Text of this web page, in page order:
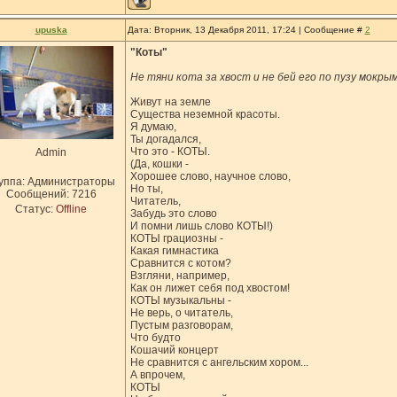
upuska Дата: Вторник, 13 Декабря 2011, 17:24 | Сообщение # 2
Admin
Администраторы
Сообщений: 7216
Статус: Offline
"Коты"
Не тяни кота за хвост и не бей его по пузу
Живут на земле
Существа неземной красоты.
Я думаю,
Ты догадался,
Что это - КОТЫ.
(Да, кошки -
Хорошее слово, научное слово,
Но ты,
Читатель,
Забудь это слово
И помни лишь слово КОТЫ!)
КОТЫ грациозны -
Какая гимнастика
Сравнится с котом?
Взгляни, например,
Как он лижет себя под хвостом!
КОТЫ музыкальны -
Не верь, о читатель,
Пустым разговорам,
Что будто
Кошачий концерт
Не сравнится с ангельским хором...
А впрочем,
КОТЫ